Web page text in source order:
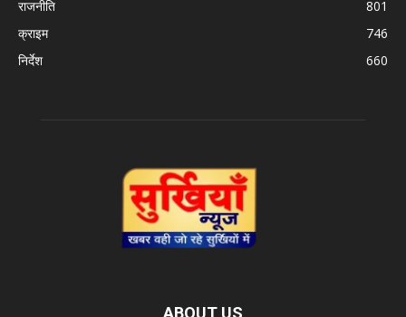
राजनीति
801
क्राइम
746
निर्देश
660
ABOUT US